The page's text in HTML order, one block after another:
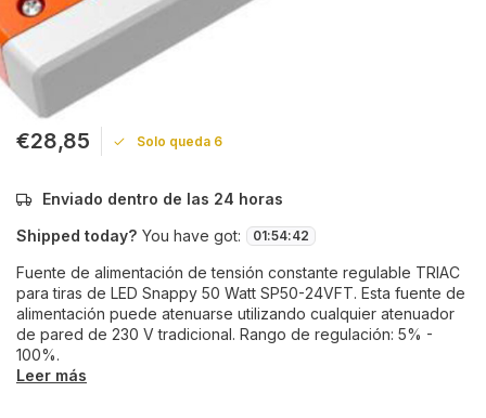
€28,85 Solo queda 6
Enviado dentro de las 24 horas
Shipped today? You have got: 01:54:42
Fuente de alimentación de tensión constante regulable TRIAC
para tiras de LED Snappy 50 Watt SP50-24VFT. Esta fuente de
alimentación puede atenuarse utilizando cualquier atenuador
de pared de 230 V tradicional. Rango de regulación: 5% -
100%.
Leer más